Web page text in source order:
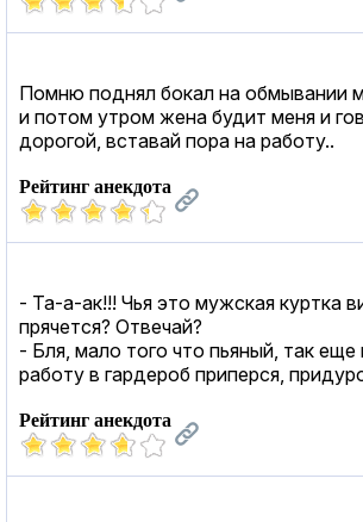
Помню поднял бокал на обмывании
и потом утром жена будит меня и
дорогой, вставай пора на работу..
Рейтинг анекдота
- Та-а-ак!!! Чья это мужская куртка
прячется? Отвечай?
- Бля, мало того что пьяный, так еще
работу в гардероб приперся,
Рейтинг анекдота